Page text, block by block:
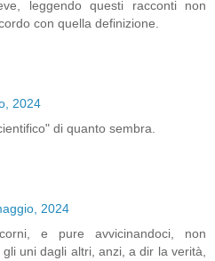
leggendo questi racconti non
con quella definizione.
2024
di quanto sembra.
2024
e pure avvicinandoci, non
uni dagli altri, anzi, a dir la verità,